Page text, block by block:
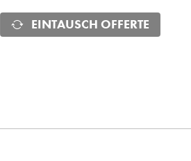
EINTAUSCH OFFERTE